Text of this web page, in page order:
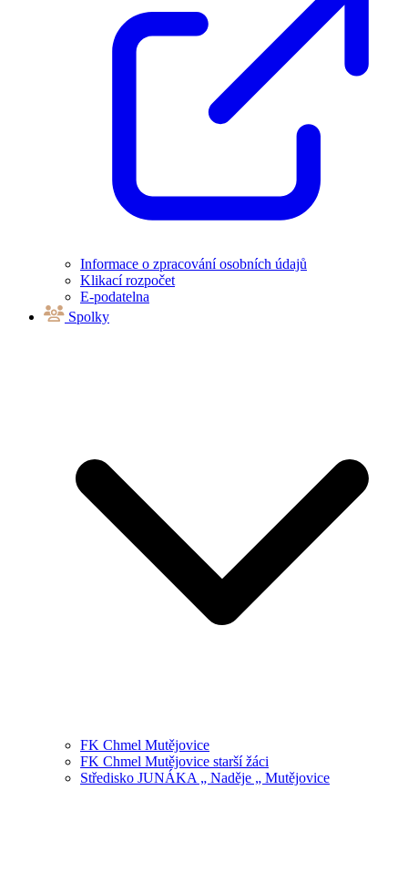
Informace o zpracování osobních údajů
Klikací rozpočet
E-podatelna
Spolky
FK Chmel Mutějovice
FK Chmel Mutějovice starší žáci
Středisko JUNÁKA „ Naděje „ Mutějovice